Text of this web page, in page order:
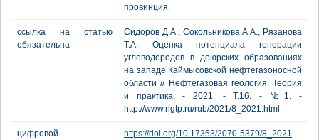
провинция.
ссылка на статью
обязательна
Сидоров Д.А., Сокольникова А.А., Рязанова
Т.А. Оценка потенциала генерации
углеводородов в доюрских образованиях
на западе Каймысовской нефтегазоносной
области // Нефтегазовая геология. Теория
и практика. - 2021. - Т.16. - №1. -
http://www.ngtp.ru/rub/2021/8_2021.html
цифровой
https://doi.org/10.17353/2070-5379/8_2021